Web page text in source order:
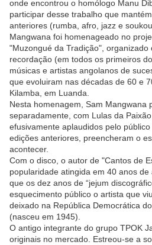
onde encontrou o homólogo Manu
participar desse trabalho que
anteriores (rumba, afro, jazz e
Mangwana foi homenageado no
"Muzongué da Tradição",
recordação (em todos os primeiros
músicas e artistas angolanos de
que evoluiram nas décadas de 60 e
Kilamba, em Luanda.
Nesta homenagem, Sam Mangwana
separadamente, com Lulas da
efusivamente aplaudidos pelo
edições anteriores, preencheram o
acontecer.
Com o disco, o autor de "Cantos de
popularidade atingida em 40 anos
que os dez anos de “jejum
esquecimento público o artista que
deixado na República Democrática
(nasceu em 1945).
O antigo integrante do grupo TPOK
originais no mercado. Estreou-se a